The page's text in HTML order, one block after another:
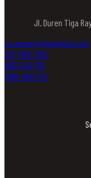
Jl. Duren Tiga
cs.amazy@magfood.com
021-7919-3162
0811-1347-161
0816-866-251